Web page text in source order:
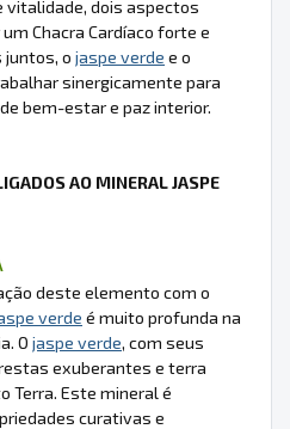
dois aspectos
Chacra Cardíaco forte e
juntos, o jaspe verde e o
sinergicamente para
bem-estar e paz interior.
AO MINERAL JASPE
deste elemento com o
verde é muito profunda na
O jaspe verde, com seus
exuberantes e terra
Terra. Este mineral é
curativas e